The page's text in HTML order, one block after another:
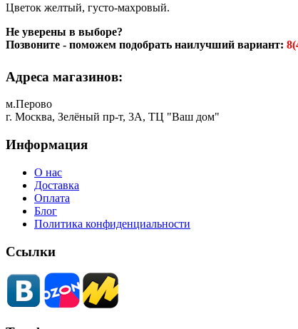
Цветок желтый, густо-махровый.
Не уверены в выборе?
Позвоните - поможем подобрать наилучший вариант:
Адреса магазинов:
м.Перово
г. Москва, Зелёный пр-т, 3А, ТЦ "Ваш дом"
Информация
О нас
Доставка
Оплата
Блог
Политика конфиденциальности
Ссылки